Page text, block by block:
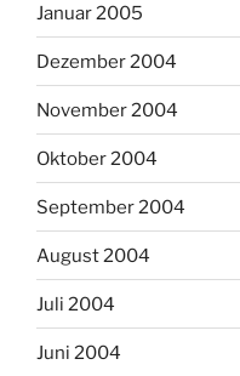
Januar 2005
Dezember 2004
November 2004
Oktober 2004
September 2004
August 2004
Juli 2004
Juni 2004